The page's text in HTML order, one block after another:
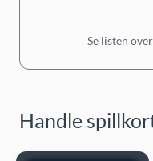
Se listen
Handle